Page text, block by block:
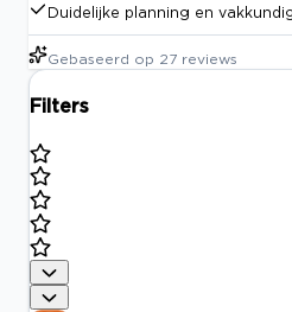
Duidelijke planning en
Gebaseerd op 27 reviews
Filters